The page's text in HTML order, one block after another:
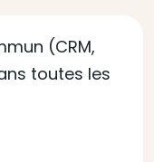
(CRM,
toutes les